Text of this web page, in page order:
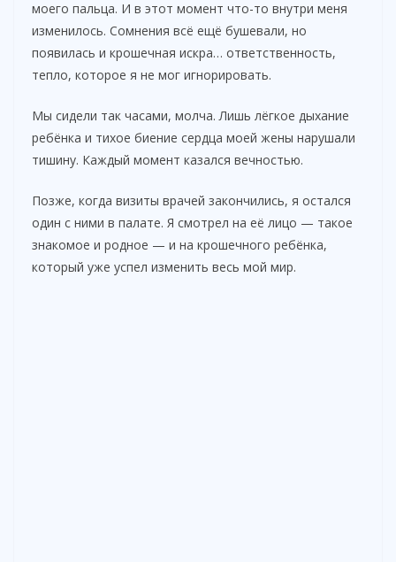
моего пальца. И в этот момент что-то внутри меня
изменилось. Сомнения всё ещё бушевали, но
появилась и крошечная искра… ответственность,
тепло, которое я не мог игнорировать.
Мы сидели так часами, молча. Лишь лёгкое дыхание
ребёнка и тихое биение сердца моей жены нарушали
тишину. Каждый момент казался вечностью.
Позже, когда визиты врачей закончились, я остался
один с ними в палате. Я смотрел на её лицо — такое
знакомое и родное — и на крошечного ребёнка,
который уже успел изменить весь мой мир.